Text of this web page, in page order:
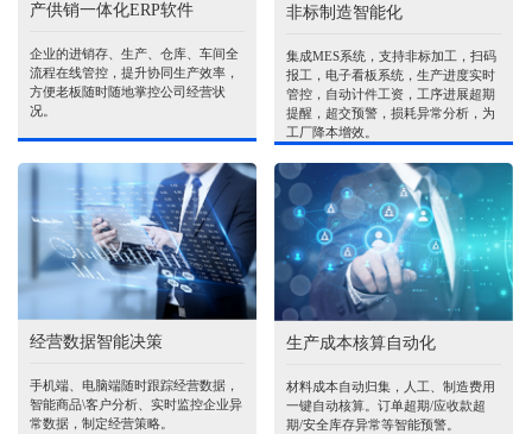
产供销一体化ERP软件
企业的进销存、生产、仓库、车间全
流程在线管控，提升协同生产效率，
方便老板随时随地掌控公司经营状
况。
非标制造智能化
集成MES系统，支持非标加工，扫码
报工，电子看板系统，生产进度实时
管控，自动计件工资，工序进展超期
提醒，超交预警，损耗异常分析，为
工厂降本增效。
经营数据智能决策
手机端、电脑端随时跟踪经营数据，
智能商品\客户分析、实时监控企业异
常数据，制定经营策略。
生产成本核算自动化
材料成本自动归集，人工、制造费用
一键自动核算。订单超期/应收款超
期/安全库存异常等智能预警。